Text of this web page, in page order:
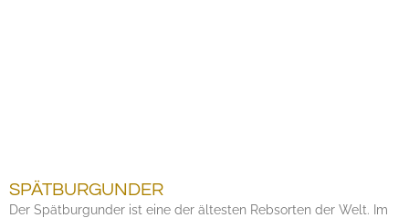
SPÄTBURGUNDER
Der Spätburgunder ist eine der ältesten Rebsorten der Welt. Im